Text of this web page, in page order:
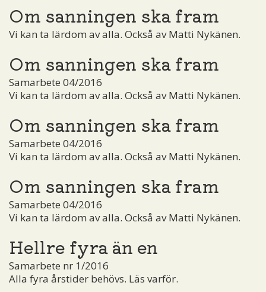
Om sanningen ska fram
Vi kan ta lärdom av alla. Också av Matti Nykänen.
Om sanningen ska fram
Samarbete 04/2016
Vi kan ta lärdom av alla. Också av Matti Nykänen.
Om sanningen ska fram
Samarbete 04/2016
Vi kan ta lärdom av alla. Också av Matti Nykänen.
Om sanningen ska fram
Samarbete 04/2016
Vi kan ta lärdom av alla. Också av Matti Nykänen.
Hellre fyra än en
Samarbete nr 1/2016
Alla fyra årstider behövs. Läs varför.